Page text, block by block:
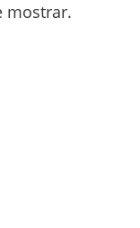
mostrar.